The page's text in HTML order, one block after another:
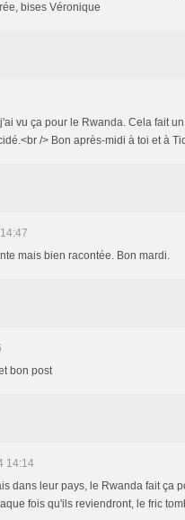
bises Véronique
vu ça pour le Rwanda. Cela fait
/> Bon après-midi à toi et à
mais bien racontée. Bon mardi.
bon post
14:14
dans leur pays, le Rwanda fait ça
fois qu'ils reviendront, le fric